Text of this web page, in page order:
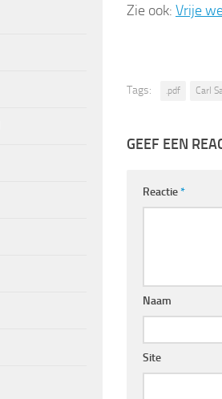
Zie ook: Vrije
Tags: .pdf Carl
GEEF EEN
Reactie*
Naam
Site